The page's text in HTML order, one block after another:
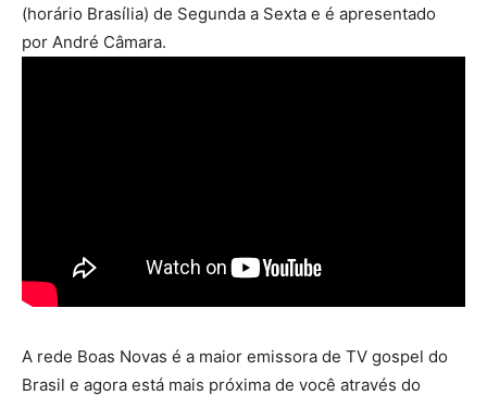
(horário Brasília) de Segunda a Sexta e é apresentado
por André Câmara.
A rede Boas Novas é a maior emissora de TV gospel do
Brasil e agora está mais próxima de você através do